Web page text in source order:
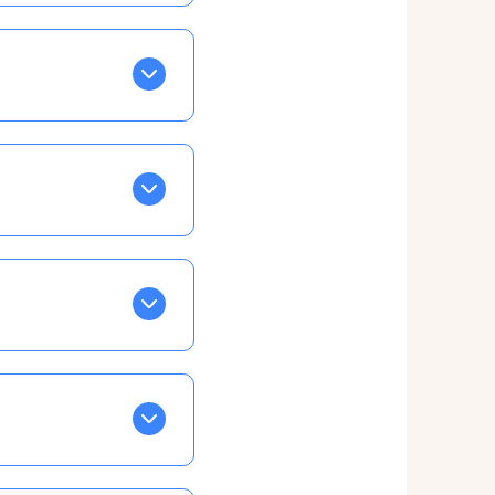
Tapez sur celle
EN VERT
la semaine, mais
ainsi vous
taux horaire
confirmations par
ce qui ne vous
à cet effet